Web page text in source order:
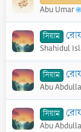
Abu Umar
সিয়াম
Shahidul
সিয়াম
Abu
সিয়াম
Abu